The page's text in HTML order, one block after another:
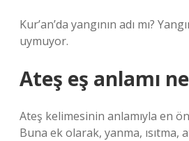
Kur’an’da yangının adı mı?
uymuyor.
Ateş eş anlamı
Ateş kelimesinin anlamıyla en
Buna ek olarak, yanma, ısıtma,